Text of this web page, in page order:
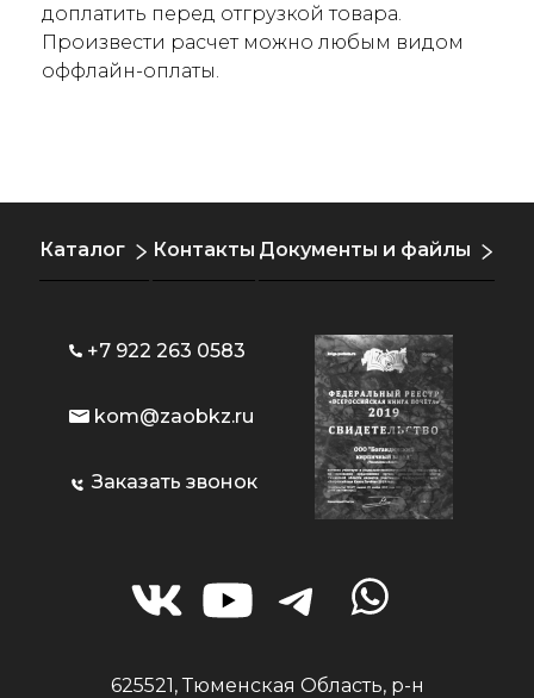
доплатить перед отгрузкой товара.
Произвести расчет можно любым видом
оффлайн-оплаты.
Каталог Контакты Документы и файлы
+7 922 263 0583
kom@zaobkz.ru
Заказать звонок
625521, Тюменская Область, р-н